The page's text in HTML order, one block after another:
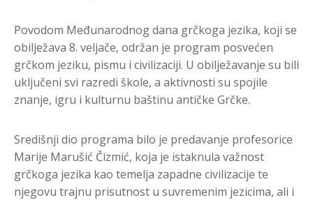
Povodom Međunarodnog dana grčkoga jezika, koji se
obilježava 8. veljače, održan je program posvećen
grčkom jeziku, pismu i civilizaciji. U obilježavanje su bili
uključeni svi razredi škole, a aktivnosti su spojile
znanje, igru i kulturnu baštinu antičke Grčke.
Središnji dio programa bilo je predavanje profesorice
Marije Marušić Čizmić, koja je istaknula važnost
grčkoga jezika kao temelja zapadne civilizacije te
njegovu trajnu prisutnost u suvremenim jezicima, ali i